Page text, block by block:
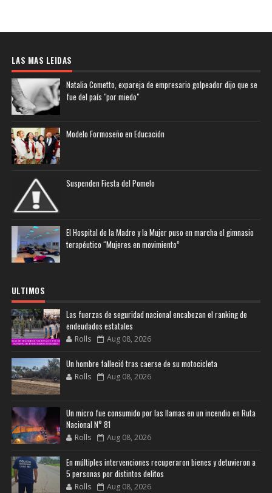
LAS MAS LEIDAS
Natalia Cometto, expareja de empresario golpeador dijo que se
fue del país "por miedo"
Modelo Formoseño en Educación
Suspenden Fiesta del Pomelo
El Hospital de la Madre y la Mujer puso en marcha el gimnasio
terapéutico “Mujeres en movimiento”
ULTIMOS
Las fuerzas de seguridad nacional encabezan el ranking de
endeudados estatales
Rolls Aug 08, 2026
Un hombre falleció tras caerse de su motocicleta
Rolls Aug 08, 2026
Un micro fue consumido por las llamas en un incendio en Ruta
Nacional N° 81
Rolls Aug 08, 2026
En múltiples intervenciones recuperaron bienes y detuvieron a
5 personas por distintos delitos
Rolls Aug 08, 2026